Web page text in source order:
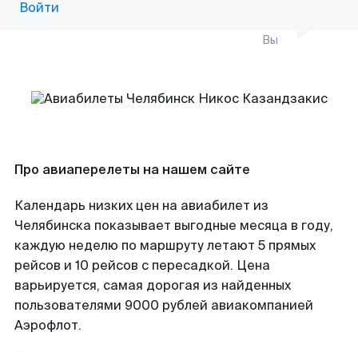
Войти
Вы
Про авиаперелеты на нашем сайте
Календарь низких цен на авиабилет из
Челябинска показывает выгодные месяца в году,
каждую неделю по маршруту летают 5 прямых
рейсов и 10 рейсов с пересадкой. Цена
варьируется, самая дорогая из найденных
пользователями 9000 рублей авиакомпанией
Аэрофлот.